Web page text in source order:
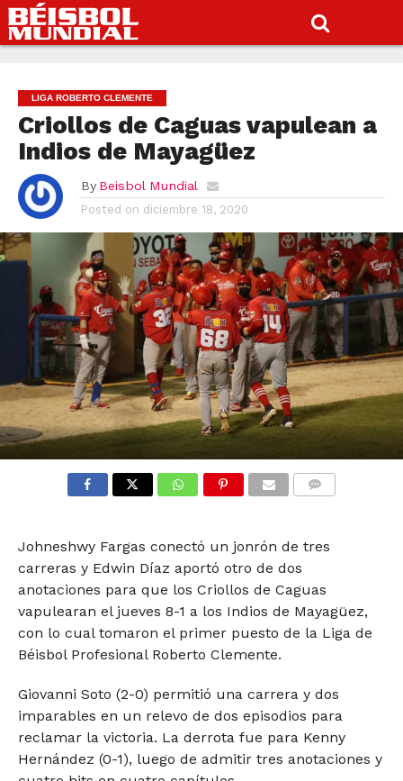
LIGA ROBERTO CLEMENTE
Criollos de Caguas vapulean a
Indios de Mayagüez
By Beisbol Mundial
Posted on diciembre 18, 2020
Johneshwy Fargas conectó un jonrón de tres
carreras y Edwin Díaz aportó otro de dos
anotaciones para que los Criollos de Caguas
vapulearan el jueves 8-1 a los Indios de Mayagüez,
con lo cual tomaron el primer puesto de la Liga de
Béisbol Profesional Roberto Clemente.
Giovanni Soto (2-0) permitió una carrera y dos
imparables en un relevo de dos episodios para
reclamar la victoria. La derrota fue para Kenny
Hernández (0-1), luego de admitir tres anotaciones y